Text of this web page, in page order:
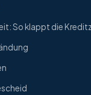
So klappt die